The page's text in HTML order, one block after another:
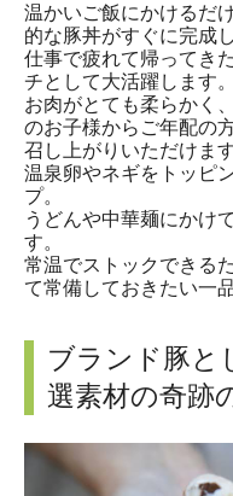
温かいご飯にかけるだ
的な豚丼がすぐに完成
仕事で疲れて帰ってき
チとして大活躍します。
お肉がとても柔らかく
のお子様からご年配の
召し上がりいただけます
温泉卵やネギをトッピ
プ。
うどんや中華麺にかけ
す。
常温でストックできる
て常備しておきたい一
ブランド豚と
選素材の奇跡